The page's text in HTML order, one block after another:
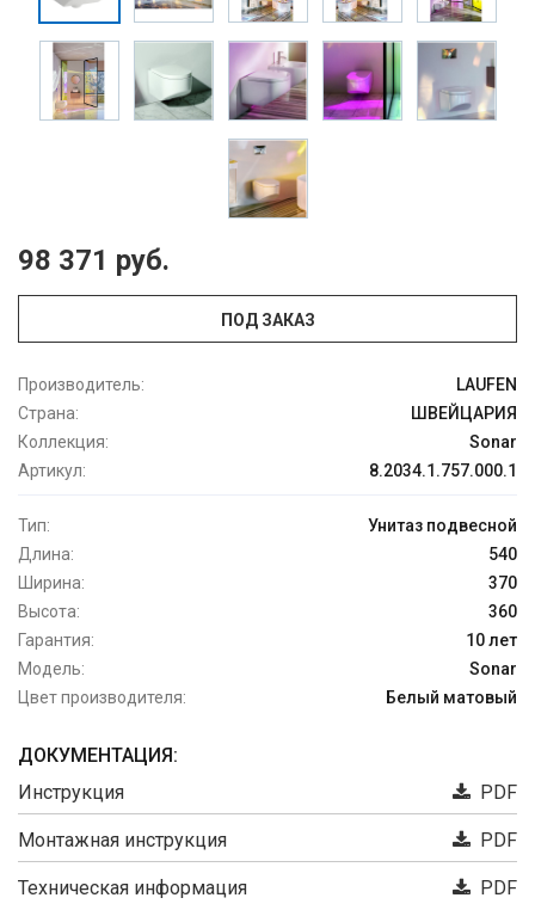
98 371 руб.
ПОД ЗАКАЗ
Производитель:
LAUFEN
Страна:
ШВЕЙЦАРИЯ
Коллекция:
Sonar
Артикул:
8.2034.1.757.000.1
Тип:
Унитаз подвесной
Длина:
540
Ширина:
370
Высота:
360
Гарантия:
10 лет
Модель:
Sonar
Цвет производителя:
Белый матовый
ДОКУМЕНТАЦИЯ:
Инструкция
PDF
Монтажная инструкция PDF
Техническая информация PDF